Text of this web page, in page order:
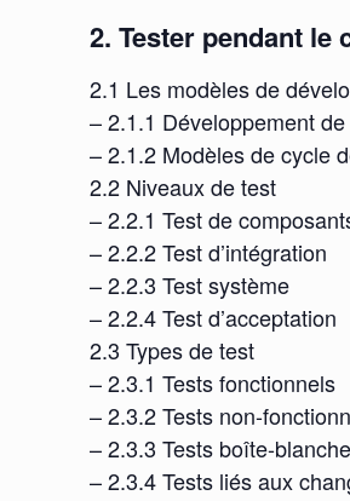
2. Tester pendant le
2.1 Les modèles de
– 2.1.1 Développement
– 2.1.2 Modèles de cycle
2.2 Niveaux de test
– 2.2.1 Test de
– 2.2.2 Test d’intégration
– 2.2.3 Test système
– 2.2.4 Test d’acceptation
2.3 Types de test
– 2.3.1 Tests fonctionnels
– 2.3.2 Tests non-
– 2.3.3 Tests boîte-blanche
– 2.3.4 Tests liés aux